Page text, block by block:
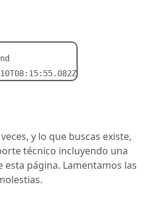
y lo que buscas existe,
técnico incluyendo una
página. Lamentamos las